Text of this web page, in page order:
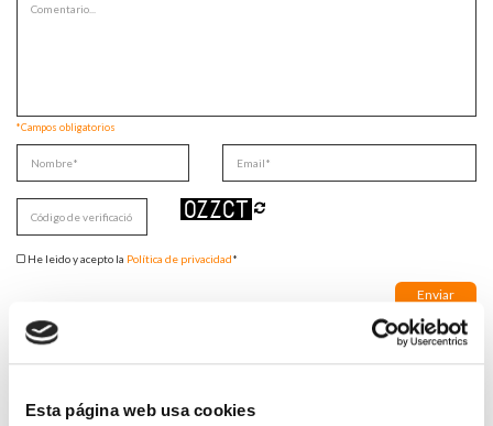
Esta página web usa cookies
*Campos obligatorios
He leido y acepto la Política de privacidad*
DESTACADAS
LABOR DE LOS TUTORES DE RESIDENTES